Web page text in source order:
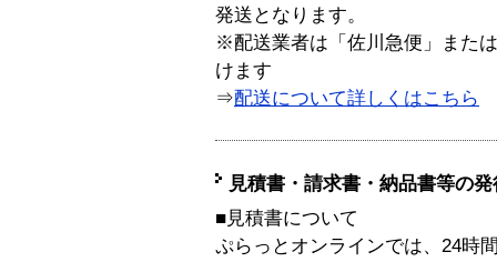
発送となります。
※配送業者は「佐川急便」また
けます
⇒配送について詳しくはこちら
見積書・請求書・納品書等の
■見積書について
ぷらっとオンラインでは、24時